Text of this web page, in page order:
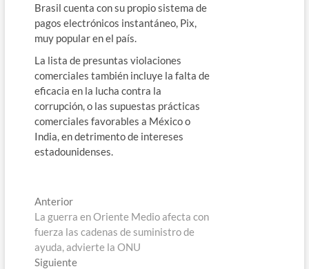
Brasil cuenta con su propio sistema de
pagos electrónicos instantáneo, Pix,
muy popular en el país.
La lista de presuntas violaciones
comerciales también incluye la falta de
eficacia en la lucha contra la
corrupción, o las supuestas prácticas
comerciales favorables a México o
India, en detrimento de intereses
estadounidenses.
Navegación
de
entradas
AnteriorEntrada
anterior:
La guerra en Oriente Medio afecta con
fuerza las cadenas de suministro de
ayuda, advierte la ONU
SiguienteEntrada